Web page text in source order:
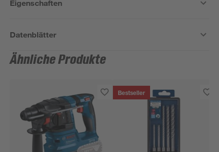
Eigenschaften
Datenblätter
Ähnliche Produkte
Bestseller